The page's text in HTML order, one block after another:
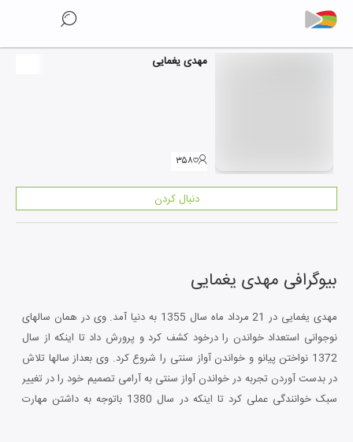
مهدی یغمایی
۳۵۸
دنبال کردن
بیوگرافی مهدی یغمایی
مهدی یغمایی در 21 مرداد ماه سال 1355 به دنیا آمد. وی در همان سالهای
نوجوانی استعداد خواندن را درخود کشف کرد و پرورش داد تا اینکه از سال
1372 نواختن پیانو و خواندن آواز سنتی را شروع کرد. وی بعداز سالها تلاش
در بدست آوردن تجربه در خواندن آواز سنتی به آرامی تصمیم خود را در تغییر
سبک خوانندگی عملی کرد تا اینکه در سال 1380 باتوجه به داشتن مهارت